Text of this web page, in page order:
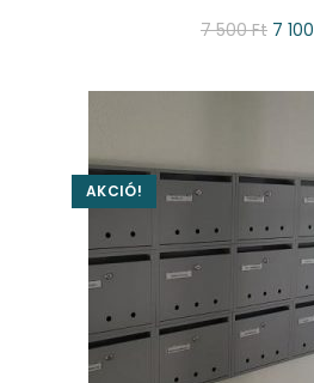
7 500Ft 7 100
AKCIÓ!